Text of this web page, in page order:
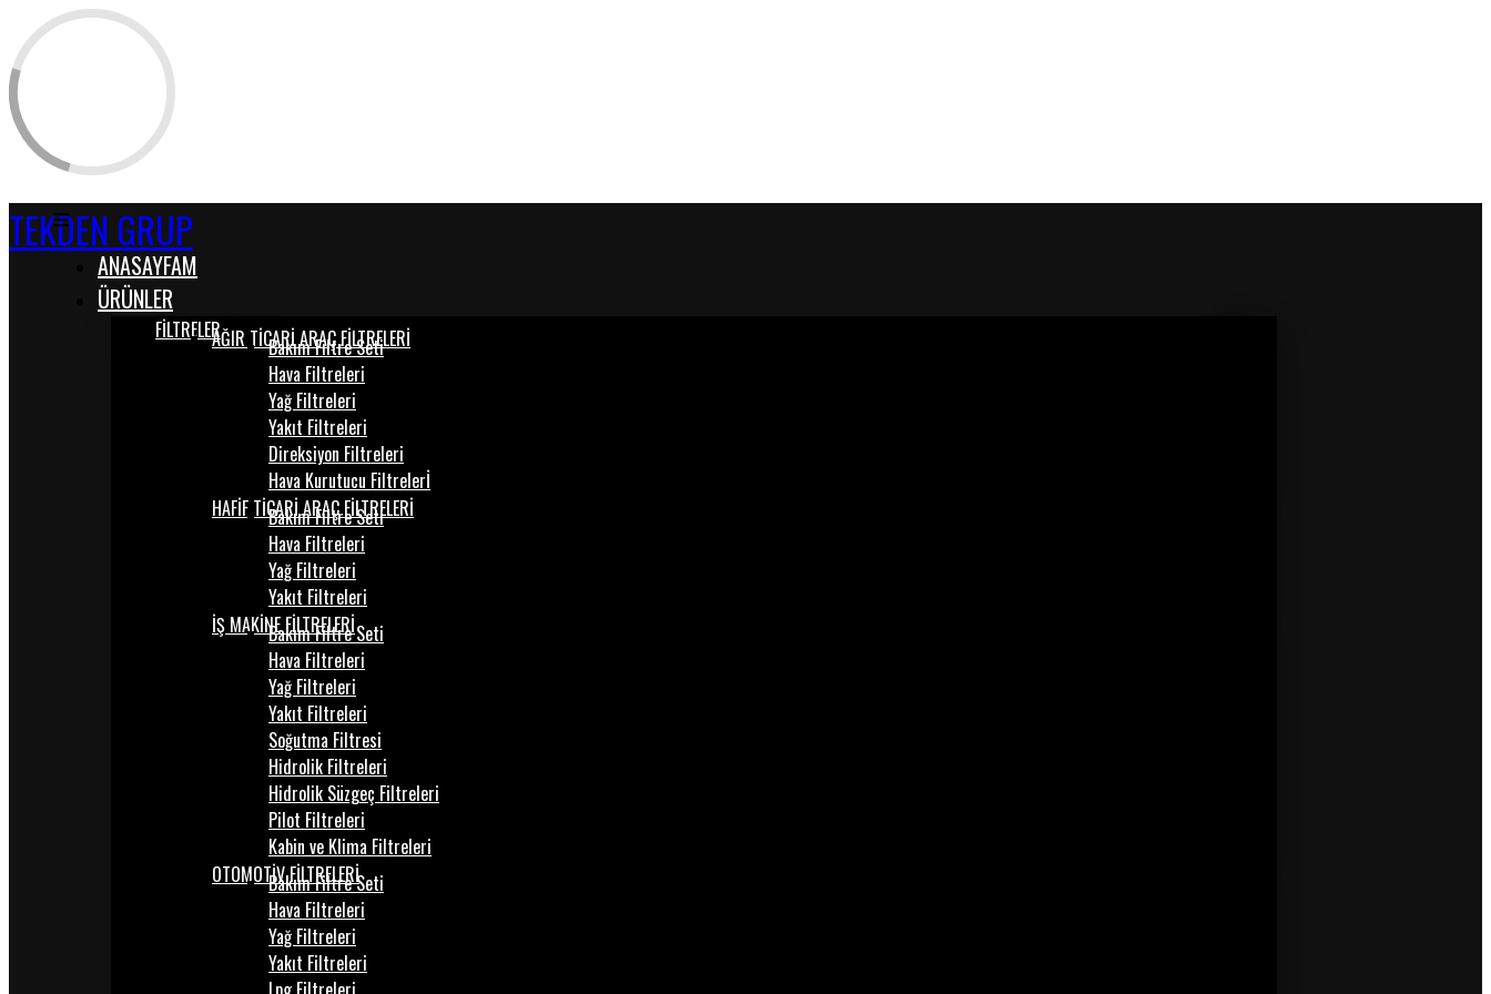
TEKDEN GRUP
ANASAYFAM
ÜRÜNLER
FİLTRELERAĞIR TİCARİ ARAÇ FİLTRELERİ
Bakım Filtre Seti
Hava Filtreleri
Yağ Filtreleri
Yakıt Filtreleri
Direksiyon Filtreleri
Hava Kurutucu Filtrelerİ
HAFİF TİCARİ ARAÇ FİLTRELERİ
Bakım Filtre Seti
Hava Filtreleri
Yağ Filtreleri
Yakıt Filtreleri
İŞ MAKİNE FİLTRELERİ
Bakım Filtre Seti
Hava Filtreleri
Yağ Filtreleri
Yakıt Filtreleri
Soğutma Filtresi
Hidrolik Filtreleri
Hidrolik Süzgeç Filtreleri
Pilot Filtreleri
Kabin ve Klima Filtreleri
OTOMOTİV FİLTRELERİ
Bakım Filtre Seti
Hava Filtreleri
Yağ Filtreleri
Yakıt Filtreleri